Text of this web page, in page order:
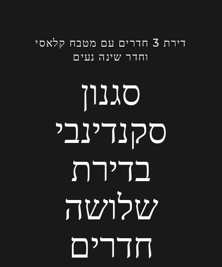
דירת 3 חדרים עם מטבח קלאסי
וחדר שינה נעים
סגנון
סקנדינבי
בדירת
שלושה
חדרים